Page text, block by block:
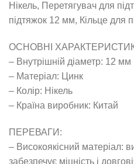
Нікель, Перетягувач для
підтяжок 12 мм, Кільце для
ОСНОВНІ
– Внутрішній діаметр: 12 мм
– Матеріал: Цинк
– Колір: Нікель
– Країна виробник: Китай
ПЕРЕВАГИ:
– Високоякісний матеріал:
забезпечує міцність і